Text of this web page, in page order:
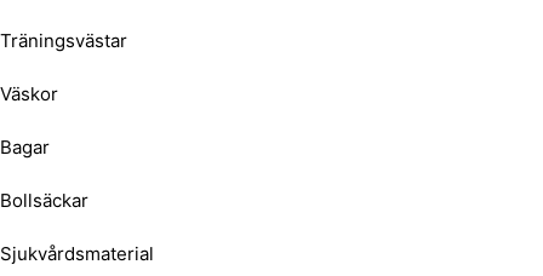
Träningsvästar
Väskor
Bagar
Bollsäckar
Sjukvårdsmaterial